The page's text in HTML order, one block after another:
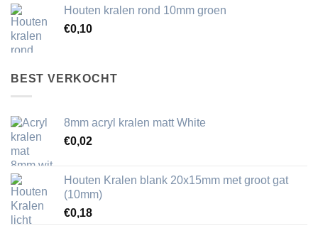
Houten kralen rond 10mm groen
€0,10
BEST VERKOCHT
8mm acryl kralen matt White
€0,02
Houten Kralen blank 20x15mm met groot gat
(10mm)
€0,18